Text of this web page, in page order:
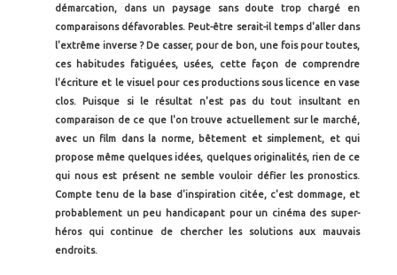
démarcation, dans un paysage sans doute trop chargé en
comparaisons défavorables. Peut-être serait-il temps d'aller dans
l'extrême inverse ? De casser, pour de bon, une fois pour toutes,
ces habitudes fatiguées, usées, cette façon de comprendre
l'écriture et le visuel pour ces productions sous licence en vase
clos. Puisque si le résultat n'est pas du tout insultant en
comparaison de ce que l'on trouve actuellement sur le marché,
avec un film dans la norme, bêtement et simplement, et qui
propose même quelques idées, quelques originalités, rien de ce
qui nous est présent ne semble vouloir défier les pronostics.
Compte tenu de la base d'inspiration citée, c'est dommage, et
probablement un peu handicapant pour un cinéma des super-
héros qui continue de chercher les solutions aux mauvais
endroits.